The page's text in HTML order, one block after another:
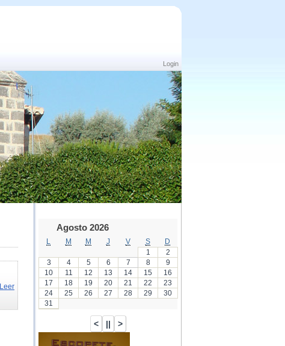
Login
Leer
Agosto 2026
M M J V S
D
1
2
3
4 5 6 7 8
9
10
11 12 13 14 15
16
17
18 19 20 21 22
23
24
25 26 27 28 29
30
31